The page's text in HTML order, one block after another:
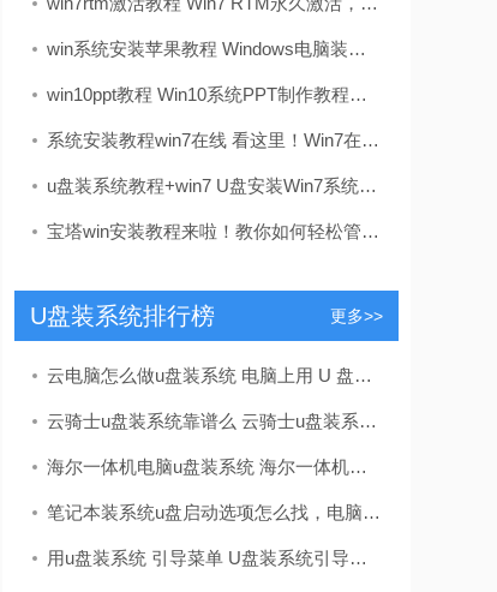
win系统安装苹果教程 Windows电脑装苹果系统？手把手教你搞定“黑苹果”
win10ppt教程 Win10系统PPT制作教程：母版设置与实用技巧，提升演示文稿专业性
系统安装教程win7在线 看这里！Win7在线安装全攻略，工程师教你一步步搞定系统
u盘装系统教程+win7 U盘安装Win7系统教程：从工具准备到完成安装，让老旧电脑重获新生
宝塔win安装教程来啦！教你如何轻松管理服务器
U盘装系统排行榜 更多>>
云电脑怎么做u盘装系统 电脑上用 U 盘装系统的详细步骤及注意事项
云骑士u盘装系统靠谱么 云骑士u盘装系统靠谱吗？揭秘一键重装背后的真相
海尔一体机电脑u盘装系统 海尔一体机电脑U盘安装系统全攻略：简单步骤轻松搞定
笔记本装系统u盘启动选项怎么找，电脑u盘启动按键设置教程
用u盘装系统 引导菜单 U盘装系统引导菜单怎么设置？识别不了U盘怎么办？